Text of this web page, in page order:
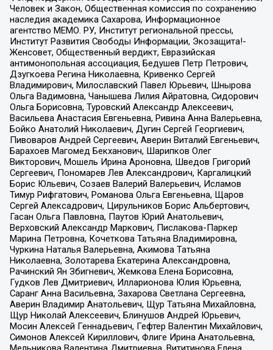
Человек и Закон, Общественная комиссия по сохранению
наследия академика Сахарова, Информационное
агентство МЕМО. РУ, Институт региональной прессы,
Институт Развития Свободы Информации, Экозащита!-
Женсовет, Общественный вердикт, Евразийская
антимонопольная ассоциация, Бедушев Петр Петрович,
Дзугкоева Регина Николаевна, Кривенко Сергей
Владимирович, Милославский Павел Юрьевич, Шнырова
Ольга Вадимовна, Чанышева Лилия Айратовна, Сидорович
Ольга Борисовна, Туровский Александр Алексеевич,
Васильева Анастасия Евгеньевна, Ривина Анна Валерьевна,
Бойко Анатолий Николаевич, Дугин Сергей Георгиевич,
Пивоваров Андрей Сергеевич, Аверин Виталий Евгеньевич,
Барахоев Магомед Бекханович, Шарипков Олег
Викторович, Мошель Ирина Ароновна, Шведов Григорий
Сергеевич, Пономарев Лев Александрович, Каргалицкий
Борис Юльевич, Созаев Валерий Валерьевич, Исламов
Тимур Рифгатович, Романова Ольга Евгеньевна, Щаров
Сергей Алексадрович, Цирульников Борис Альбертович,
Гасан Ольга Павловна, Паутов Юрий Анатольевич,
Верховский Александр Маркович, Пислакова-Паркер
Марина Петровна, Кочеткова Татьяна Владимировна,
Чуркина Наталья Валерьевна, Акимова Татьяна
Николаевна, Золотарева Екатерина Александровна,
Рачинский Ян Збигневич, Жемкова Елена Борисовна,
Гудков Лев Дмитриевич, Илларионова Юлия Юрьевна,
Саранг Анна Васильевна, Захарова Светлана Сергеевна,
Аверин Владимир Анатольевич, Щур Татьяна Михайловна,
Щур Николай Алексеевич, Блинушов Андрей Юрьевич,
Мосин Алексей Геннадьевич, Гефтер Валентин Михайлович,
Симонов Алексей Кириллович, Флиге Ирина Анатольевна,